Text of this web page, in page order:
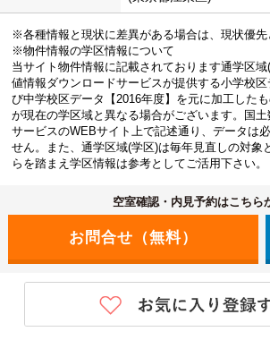
※各種情報と現状に差異がある場合は、現状優先
※物件情報の学区情報について
当サイト物件情報に記載されております通学区
値情報ダウンロードサービスが提供する小学校
び中学校区データ【2016年度】を元に加工した
が現在の学区域と異なる場合がございます。国
サービスのWEBサイト上で記述通り、データは
せん。また、通学区域(学区)は毎年見直しの対象
らを踏まえ学区情報は参考としてご活用下さい。
空室確認・内見予約はこちら